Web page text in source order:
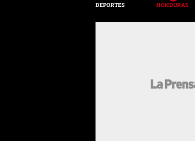
DEPORTES
HONDURAS